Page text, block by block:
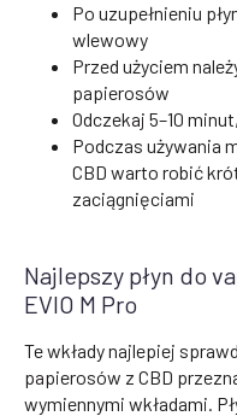
Po uzupełnieniu
wlewowy
Przed użyciem
papierosów
Odczekaj 5–10
Podczas używania
CBD warto robić
zaciągnięciami
Najlepszy płyn do
EVIO M Pro
Te wkłady najlepiej
papierosów z CBD
wymiennymi wkładami.